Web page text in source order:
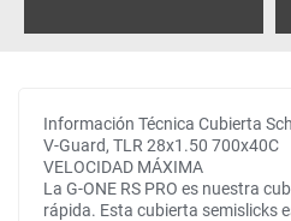
Información Técnica Cubierta
V-Guard, TLR 28x1.50 700x40C
VELOCIDAD MÁXIMA
La G-ONE RS PRO es nuestra
rápida. Esta cubierta semislicks